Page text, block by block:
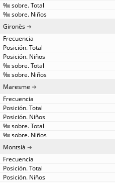
Gironès
Maresme
Montsià